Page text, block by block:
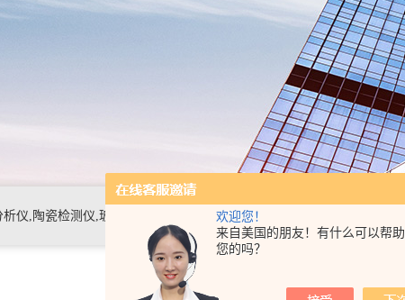
欢迎您！
来自美国的朋友！有什么可以帮助
您的吗？
材料检测仪，石墨炭素材料检测仪，高温物性仪，研磨机，制样机，实验电炉等